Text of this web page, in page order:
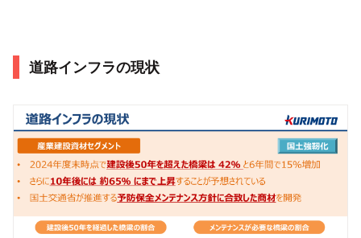
道路インフラの現状